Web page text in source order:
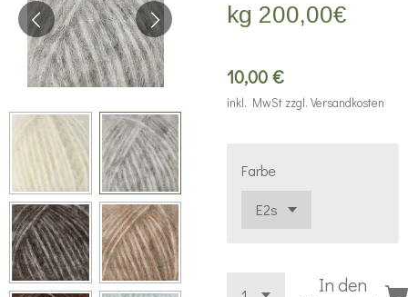
kg 200,00€
10,00 €
inkl. MwSt zzgl. Versandkosten
Farbe
In den